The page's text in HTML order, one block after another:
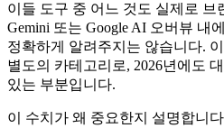
이들 도구 중 어느 것도 실제로 브
Gemini 또는 Google AI 오버뷰 내
정확하게 알려주지는 않습니다.
별도의 카테고리로, 2026년에도
있는 부분입니다.
이 수치가 왜 중요한지 설명합니